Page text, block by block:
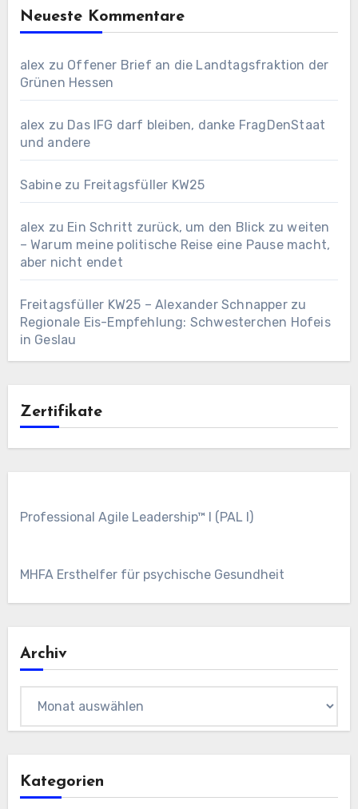
Neueste Kommentare
alex zu Offener Brief an die Landtagsfraktion der
Grünen Hessen
alex zu Das IFG darf bleiben, danke FragDenStaat
und andere
Sabinezu Freitagsfüller KW25
alex zu Ein Schritt zurück, um den Blick zu weiten
– Warum meine politische Reise eine Pause macht,
aber nicht endet
Freitagsfüller KW25 – Alexander Schnapperzu
Regionale Eis-Empfehlung: Schwesterchen Hofeis
in Geslau
Zertifikate
Professional Agile Leadership™ I (PAL I)
MHFA Ersthelfer für psychische Gesundheit
Archiv
Kategorien